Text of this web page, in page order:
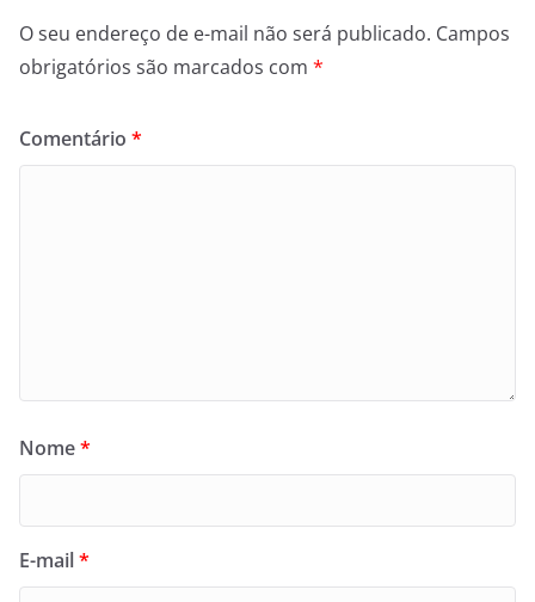
O seu endereço de e-mail não será publicado. Campos
obrigatórios são marcados com *
Comentário *
Nome*
E-mail*